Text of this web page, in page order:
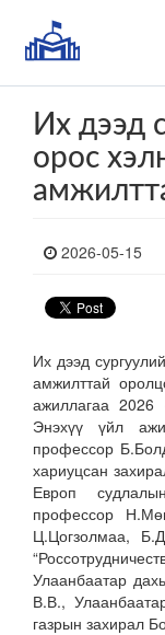
Их дээд
орос
2026-05-15
Их дээд
амжилттай
ажиллагаа
Энэхүү үйл
профессор
хариуцсан
Европ
профессор
Ц.Цогзолмаа,
Улаанбаатар
В.В.,
газрын захирал